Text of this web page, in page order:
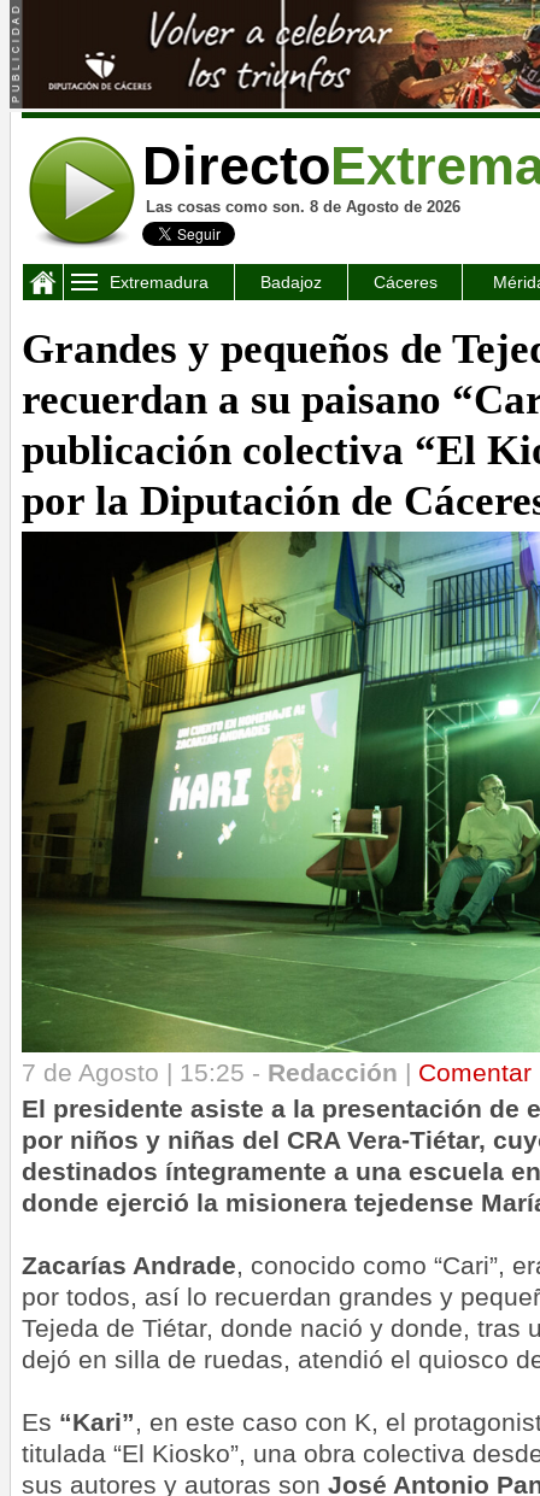
Directo
Las cosas como son. 8 de Agosto de 2026
Extremadura Badajoz Cáceres
Grandes y pequeños de
recuerdan a su paisano
publicación colectiva “El
por la Diputación de
7 de Agosto | 15:25 - Redacción | Comentar
El presidente asiste a la presentación de
por niños y niñas del CRA Vera-Tiétar,
destinados íntegramente a una escuela
donde ejerció la misionera tejedense
Zacarías Andrade, conocido como “Cari”,
por todos, así lo recuerdan grandes y
Tejeda de Tiétar, donde nació y donde, tras
dejó en silla de ruedas, atendió el quiosco
Es “Kari”, en este caso con K, el
titulada “El Kiosko”, una obra colectiva
sus autores y autoras son José Antonio